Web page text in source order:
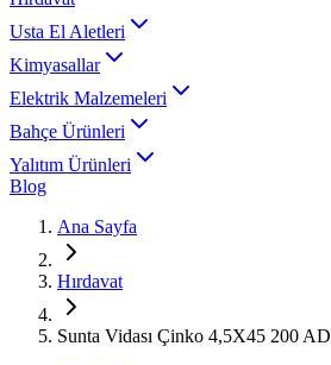
Usta El Aletleri
Kimyasallar
Elektrik Malzemeleri
Bahçe Ürünleri
Yalıtım Ürünleri
Blog
Ana Sayfa
Hırdavat
Sunta Vidası Çinko 4,5X45 200 AD